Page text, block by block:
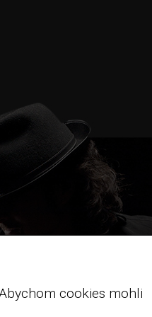
cookies mohli